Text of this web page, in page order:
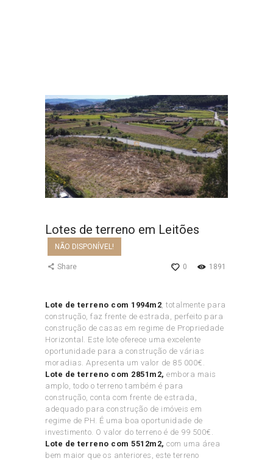
Lotes de terreno em Leitões
NÃO DISPONÍVEL!
1891
0
Share
Lote de terreno com 1994m2 , totalmente para
construção, faz frente de estrada, perfeito para
construção de casas em regime de Propriedade
Horizontal. Este lote oferece uma excelente
oportunidade para a construção de várias
moradias. Apresenta um valor de 85 000€.
Lote de terreno com 2851m2, embora mais
amplo, todo o terreno também é para
construção, conta com frente de estrada,
adequado para construção de imóveis em
regime de PH. É uma boa oportunidade de
investimento. O valor do terreno é de 99 500€.
Lote de terreno com 5512m2, com uma área
bem maior que os anteriores, este terreno